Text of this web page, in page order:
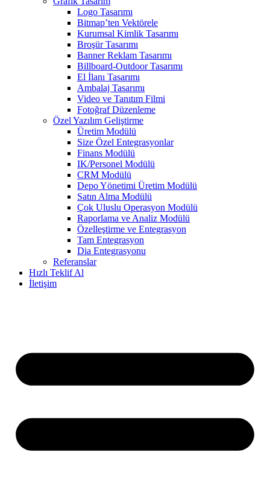
Logo Tasarımı
Bitmap’ten Vektörele
Kurumsal Kimlik Tasarımı
Broşür Tasarımı
Banner Reklam Tasarımı
Billboard-Outdoor Tasarımı
El İlanı Tasarımı
Ambalaj Tasarımı
Video ve Tanıtım Filmi
Fotoğraf Düzenleme
Özel Yazılım Geliştirme
Üretim Modülü
Size Özel Entegrasyonlar
Finans Modülü
IK/Personel Modülü
CRM Modülü
Depo Yönetimi Üretim Modülü
Satın Alma Modülü
Çok Uluslu Operasyon Modülü
Raporlama ve Analiz Modülü
Özelleştirme ve Entegrasyon
Tam Entegrasyon
Dia Entegrasyonu
Referanslar
Hızlı Teklif Al
İletişim